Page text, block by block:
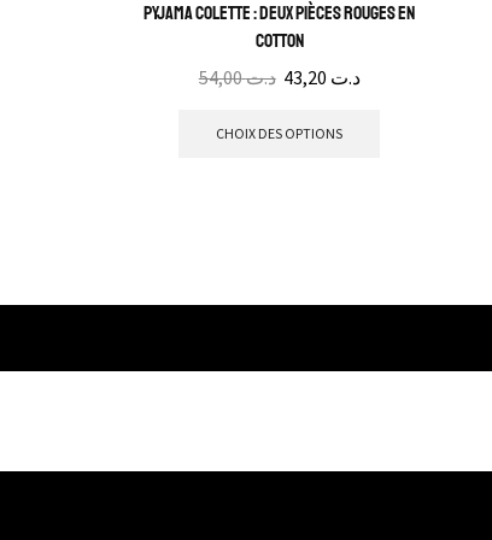
Pyjama Colette : Deux pièces rouges en
cotton
د.ت54,00 د.ت
CHOIX DES OPTIONS